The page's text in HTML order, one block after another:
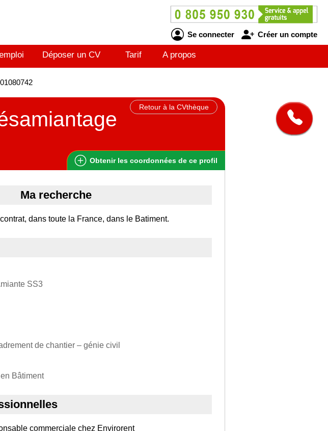
Se connecter Créer un compte
Déposer un CV Tarif A propos
Retour à la CVthèque
Obtenir les coordonnées de ce profil
Ma recherche
dans toute la France, dans le Batiment.
SS3
de chantier – génie civil
Bâtiment
commerciale chez Envirorent